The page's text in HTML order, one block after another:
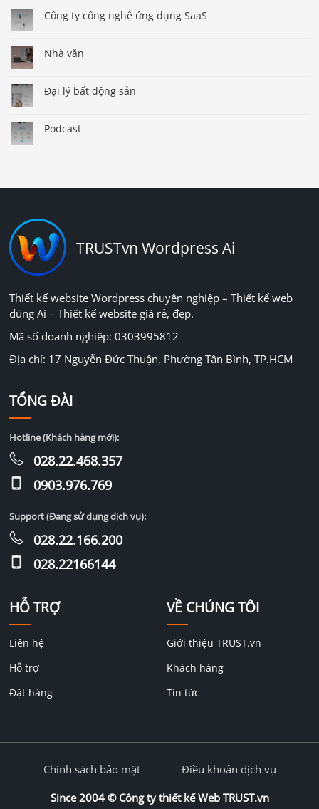
Công ty công nghệ ứng dụng SaaS
Nhà văn
Đại lý bất động sản
Podcast
TRUSTvn Wordpress Ai
Thiết kế website Wordpress chuyên nghiệp – Thiết kế web
dùng Ai – Thiết kế website giá rẻ, đẹp.
Mã số doanh nghiệp: 0303995812
Địa chỉ: 17 Nguyễn Đức Thuận, Phường Tân Bình, TP.HCM
HỖ TRỢ
Liên hệ
Hỗ trợ
Đặt hàng
VỀ CHÚNG TÔI
Giới thiệu TRUST.vn
Khách hàng
Tin tức
TỔNG ĐÀI
Hotline (Khách hàng mới):
028.22.468.357
0903.976.769
Support (Đang sử dụng dịch vụ):
028.22.166.200
028.22166144
Since 2004 © Công ty thiết kế Web TRUST.vn
Chính sách bảo mật Điều khoản dịch vụ